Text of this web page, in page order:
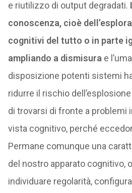
e riutilizzo di output degradati.
conoscenza, cioè
cognitivi del tutto o in parte
ampliando a dismisurae
disposizione potenti sistemi
ridurre il rischio
di trovarsi di fronte a problemi
vista cognitivo, perché
Permane comunque una
del nostro apparato cognitivo,
individuare regolarità,